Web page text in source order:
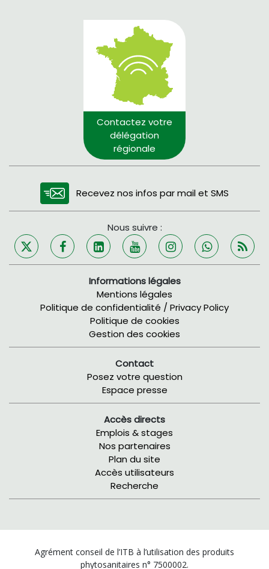
Contactez votre
délégation
régionale
Recevez nos infos par mail et SMS
Nous suivre :
Informations légales
Mentions légales
Politique de confidentialité / Privacy Policy
Politique de cookies
Gestion des cookies
Contact
Posez votre question
Espace presse
Accès directs
Emplois & stages
Nos partenaires
Plan du site
Accès utilisateurs
Recherche
Agrément conseil de l’ITB à l’utilisation des produits
phytosanitaires n° 7500002.